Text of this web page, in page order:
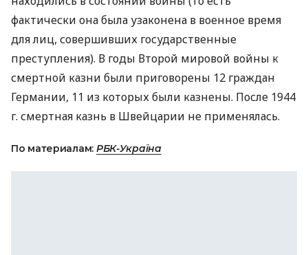
фактически она была узаконена в военное время
для лиц, совершивших государственные
преступления). В годы Второй мировой войны к
смертной казни были приговорены 12 граждан
Германии, 11 из которых были казнены. После 1944
г. смертная казнь в Швейцарии не применялась.
По материалам: РБК-Україна